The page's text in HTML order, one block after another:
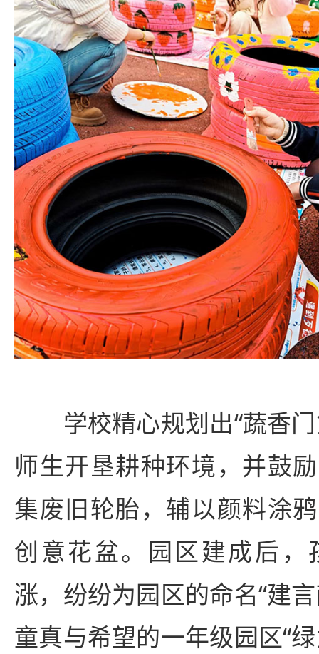
学校精心规划出“蔬香
师生开垦耕种环境，并鼓
集废旧轮胎，辅以颜料涂
创意花盆。园区建成后，
涨，纷纷为园区的命名“建
童真与希望的一年级园区“